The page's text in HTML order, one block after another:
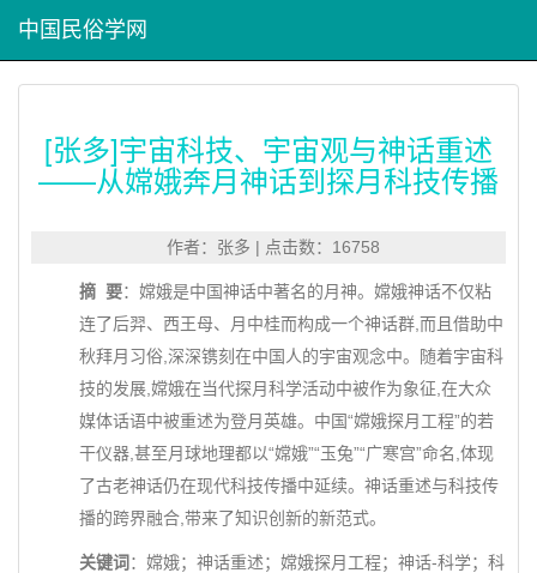
中国民俗学网
[张多]宇宙科技、宇宙观与神话重述
——从嫦娥奔月神话到探月科技传播
作者：张多 | 点击数：16758
摘 要：嫦娥是中国神话中著名的月神。嫦娥神话不仅粘
连了后羿、西王母、月中桂而构成一个神话群,而且借助中
秋拜月习俗,深深镌刻在中国人的宇宙观念中。随着宇宙科
技的发展,嫦娥在当代探月科学活动中被作为象征,在大众
媒体话语中被重述为登月英雄。中国“嫦娥探月工程”的若
干仪器,甚至月球地理都以“嫦娥”“玉兔”“广寒宫”命名,体现
了古老神话仍在现代科技传播中延续。神话重述与科技传
播的跨界融合,带来了知识创新的新范式。
关键词 ：嫦娥；神话重述；嫦娥探月工程；神话-科学；科